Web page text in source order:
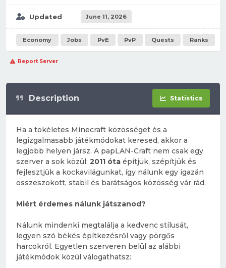
Updated June 11, 2026
Economy Jobs PvE PvP Quests Ranks
Report Server
Description Statistics
Ha a tökéletes Minecraft közösséget és a
legizgalmasabb játékmódokat keresed, akkor a
legjobb helyen jársz. A papLAN-Craft nem csak egy
szerver a sok közül: 2011 óta építjük, szépítjük és
fejlesztjük a kockavilágunkat, így nálunk egy igazán
összeszokott, stabil és barátságos közösség vár rád.
Miért érdemes nálunk játszanod?
Nálunk mindenki megtalálja a kedvenc stílusát,
legyen szó békés építkezésről vagy pörgős
harcokról. Egyetlen szerveren belül az alábbi
játékmódok közül válogathatsz: